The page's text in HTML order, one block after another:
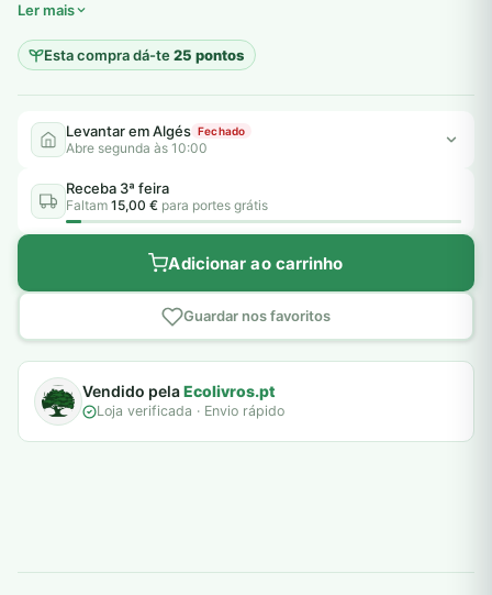
Ler mais
Esta compra dá-te25 pontos
Levantar em Algés Fechado
Abre segunda às 10:00
Receba 3ª feira
Faltam 15,00 € para portes grátis
Adicionar ao carrinho
Guardar nos favoritos
Vendido pelaEcolivros.pt
Loja verificada · Envio rápido